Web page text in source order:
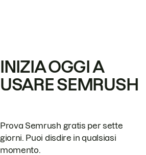
INIZIA OGGI A
USARE SEMRUSH
Prova Semrush gratis per sette
giorni. Puoi disdire in qualsiasi
momento.